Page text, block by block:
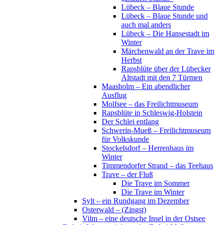
Lübeck – Blaue Stunde
Lübeck – Blaue Stunde und
auch mal anders
Lübeck – Die Hansestadt im
Winter
Märchenwald an der Trave im
Herbst
Rapsblüte über der Lübecker
Altstadt mit den 7 Türmen
Maasholm – Ein abendlicher
Ausflug
Molfsee – das Freilichtmuseum
Rapsblüte in Schleswig-Holstein
Der Schlei entlang
Schwerin-Mueß – Freilichtmuseum
für Volkskunde
Stockelsdorf – Herrenhaus im
Winter
Timmendorfer Strand – das Teehaus
Trave – der Fluß
Die Trave im Sommer
Die Trave im Winter
Sylt – ein Rundgang im Dezember
Osterwald – (Zingst)
Vilm – eine deutsche Insel in der Ostsee